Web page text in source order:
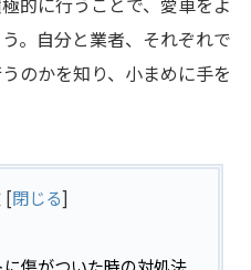
。自分と業者、それぞれで
のかを知り、小まめに手を
[閉じる]